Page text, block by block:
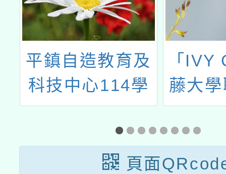
平鎮自造教育及
科技中心114學
年寒假國小親子
「IVY
藤大
之聲
下簡
說明
頁面